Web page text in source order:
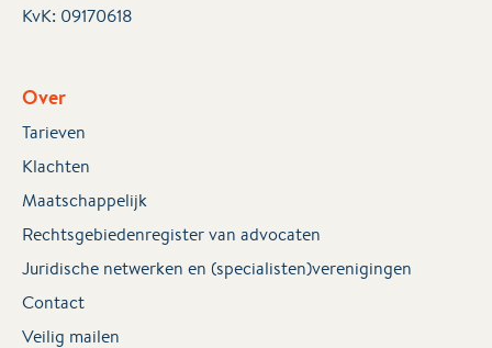
KvK: 09170618
Over
Tarieven
Klachten
Maatschappelijk
Rechtsgebiedenregister van advocaten
Juridische netwerken en (specialisten)verenigingen
Contact
Veilig mailen